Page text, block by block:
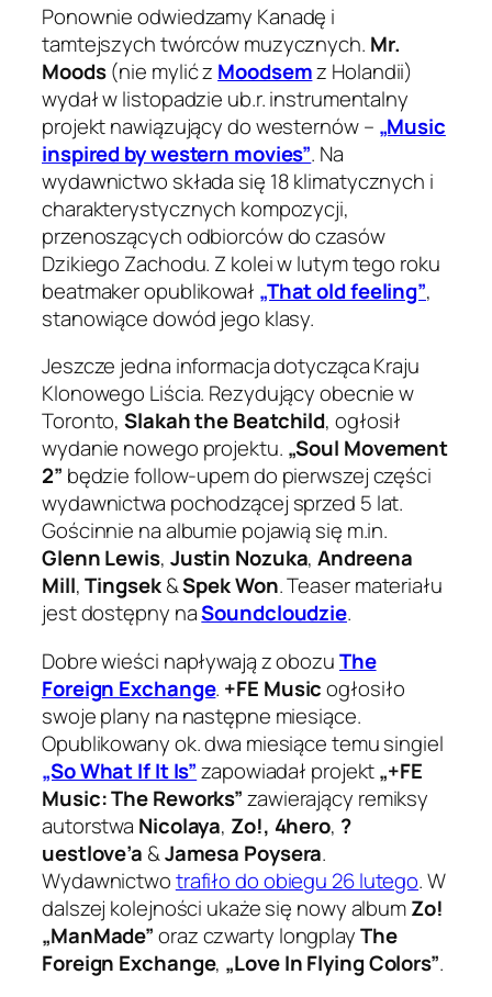
Ponownie odwiedzamy Kanadę i
tamtejszych twórców muzycznych. Mr.
Moods(nie mylić z Moodsemz Holandii)
wydał w listopadzie ub.r. instrumentalny
projekt nawiązujący do westernów – „Music
inspired by western movies”. Na
wydawnictwo składa się 18 klimatycznych i
charakterystycznych kompozycji,
przenoszących odbiorców do czasów
Dzikiego Zachodu. Z kolei w lutym tego roku
beatmaker opublikował „That old feeling”,
stanowiące dowód jego klasy.
Jeszcze jedna informacja dotycząca Kraju
Klonowego Liścia. Rezydujący obecnie w
Toronto,Slakah the Beatchild, ogłosił
wydanie nowego projektu. „Soul Movement
2” będzie follow-upem do pierwszej części
wydawnictwa pochodzącej sprzed 5 lat.
Gościnnie na albumie pojawią się m.in.
Glenn Lewis, Justin Nozuka,Andreena
Mill,Tingsek&Spek Won. Teaser materiału
jest dostępny naSoundcloudzie.
Dobre wieści napływają z obozuThe
Foreign Exchange. +FE Musicogłosiło
swoje plany na następne miesiące.
Opublikowany ok. dwa miesiące temu singiel
„So What If It Is”zapowiadał projekt„+FE
Music: The Reworks”zawierający remiksy
autorstwa Nicolaya, Zo!, 4hero, ?
uestlove’a &Jamesa Poysera.
Wydawnictwotrafiło do obiegu 26 lutego. W
dalszej kolejności ukaże się nowy albumZo!
„ManMade”oraz czwarty longplayThe
Foreign Exchange, „Love In Flying Colors”.